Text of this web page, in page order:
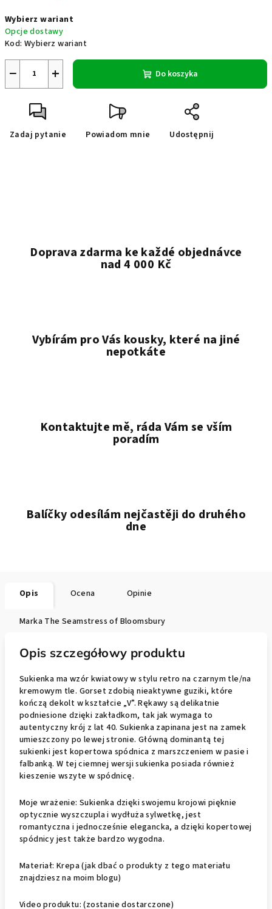
jednostkowa:
Wybierz wariant
Opcje dostawy
Kod: Wybierz wariant
+
− Do koszyka
Zadaj pytanie Powiadom mnie Udostępnij
Doprava zdarma ke každé objednávce
nad 4 000 Kč
Vybírám pro Vás kousky, které na jiné
nepotkáte
Kontaktujte mě, ráda Vám se vším
poradím
Balíčky odesílám nejčastěji do druhého
dne
Opis Ocena Opinie
Marka The Seamstress of Bloomsbury
Opis szczegółowy produktu
Sukienka ma wzór kwiatowy w stylu retro na czarnym tle/na
kremowym tle. Gorset zdobią nieaktywne guziki, które
kończą dekolt w kształcie „V”. Rękawy są delikatnie
podniesione dzięki zakładkom, tak jak wymaga to
autentyczny krój z lat 40. Sukienka zapinana jest na zamek
umieszczony po lewej stronie. Główną dominantą tej
sukienki jest kopertowa spódnica z marszczeniem w pasie i
falbanką. W tej ciemnej wersji sukienka posiada również
kieszenie wszyte w spódnicę.
Moje wrażenie: Sukienka dzięki swojemu krojowi pięknie
optycznie wyszczupla i wydłuża sylwetkę, jest
romantyczna i jednocześnie elegancka, a dzięki kopertowej
spódnicy jest także bardzo wygodna.
Materiał: Krepa (jak dbać o produkty z tego materiału
znajdziesz na moim blogu)
Video produktu: (zostanie dostarczone)